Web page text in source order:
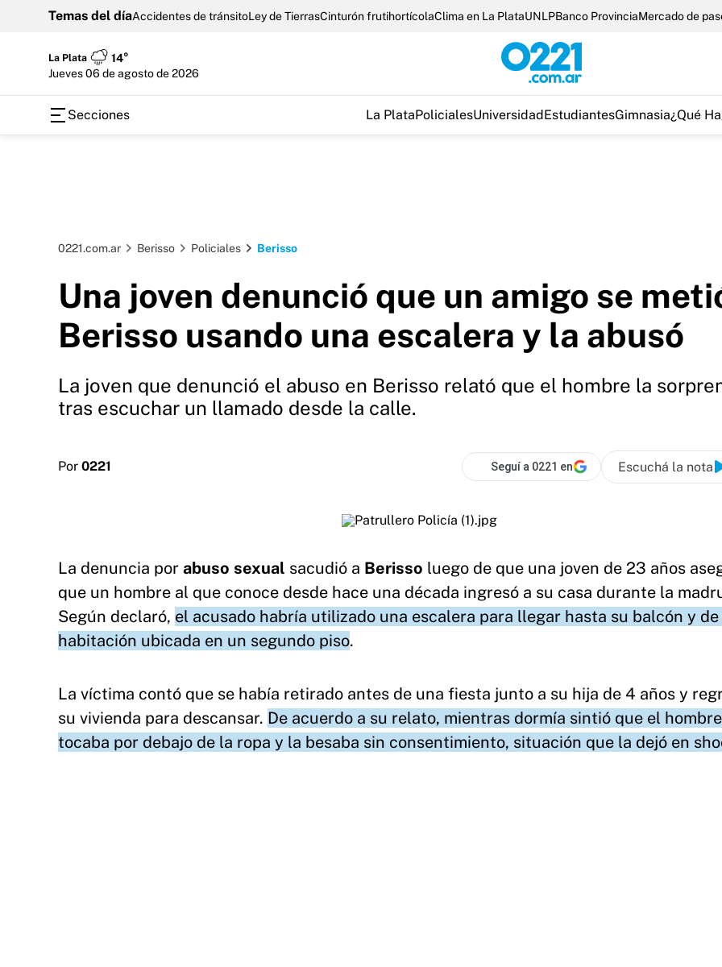
Temas del díaAccidentes de tránsitoLey de TierrasCinturón frutihortícolaClima en La PlataUNLPBanco ProvinciaMercado de
La Plata
14°
jueves 06 de agosto de 2026
Secciones La PlataPolicialesUniversidadEstudiantesGimnasia¿Qué
0221.com.ar Berisso Policiales Berisso
Una joven denunció que un amigo se
Berisso usando una escalera y la abusó
La joven que denunció el abuso en Berisso relató que el hombre la
tras escuchar un llamado desde la calle.
Por 0221 Seguí a 0221 en Escuchá la nota
La denuncia por abuso sexual sacudió a Berisso luego de que una joven de 23 años
que un hombre al que conoce desde hace una década ingresó a su casa durante la
Según declaró, el acusado habría utilizado una escalera para llegar hasta su balcón y de
habitación ubicada en un segundo piso.
La víctima contó que se había retirado antes de una fiesta junto a su hija de 4 años y
su vivienda para descansar. De acuerdo a su relato, mientras dormía sintió que el
tocaba por debajo de la ropa y la besaba sin consentimiento, situación que la dejó en